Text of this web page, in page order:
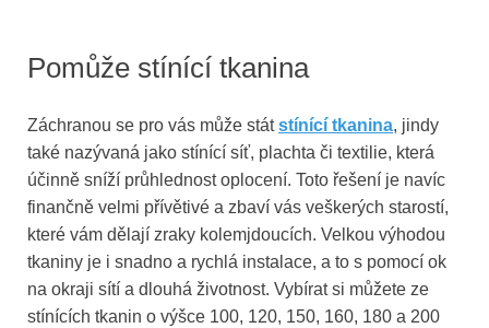
Pomůže stínící tkanina
Záchranou se pro vás může státstínící tkanina, jindy
také nazývaná jako stínící síť, plachta či textilie, která
účinně sníží průhlednost oplocení. Toto řešení je navíc
finančně velmi přívětivé a zbaví vás veškerých starostí,
které vám dělají zraky kolemjdoucích. Velkou výhodou
tkaniny je i snadno a rychlá instalace, a to s pomocí ok
na okraji sítí a dlouhá životnost. Vybírat si můžete ze
stínících tkanin o výšce 100, 120, 150, 160, 180 a 200